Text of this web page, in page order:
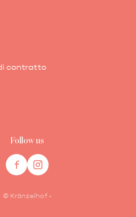
contratto
Follow us
© Kränzelhof •